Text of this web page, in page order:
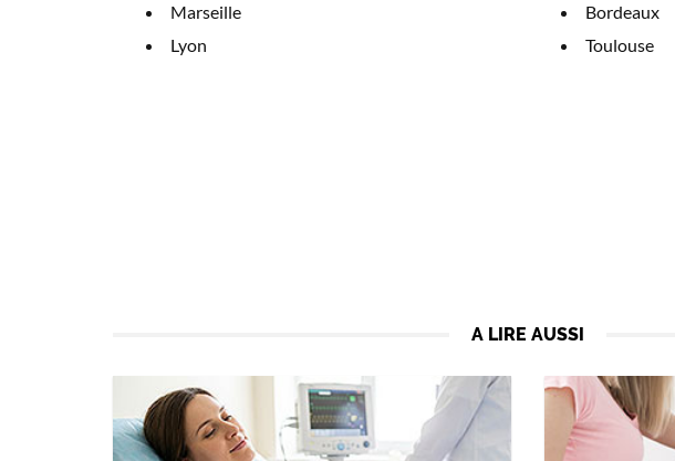
Marseille
Lyon
Bordeaux
Toulouse
A LIRE AUSSI